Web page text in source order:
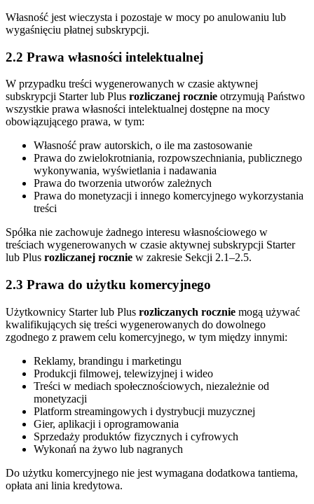
Własność jest wieczysta i pozostaje w mocy po anulowaniu lub
wygaśnięciu płatnej subskrypcji.
2.2 Prawa własności intelektualnej
W przypadku treści wygenerowanych w czasie aktywnej
subskrypcji Starter lub Plus rozliczanej rocznie otrzymują Państwo
wszystkie prawa własności intelektualnej dostępne na mocy
obowiązującego prawa, w tym:
Własność praw autorskich, o ile ma zastosowanie
Prawa do zwielokrotniania, rozpowszechniania, publicznego
wykonywania, wyświetlania i nadawania
Prawa do tworzenia utworów zależnych
Prawa do monetyzacji i innego komercyjnego wykorzystania
treści
Spółka nie zachowuje żadnego interesu własnościowego w
treściach wygenerowanych w czasie aktywnej subskrypcji Starter
lub Plus rozliczanej rocznie w zakresie Sekcji 2.1–2.5.
2.3 Prawa do użytku komercyjnego
Użytkownicy Starter lub Plus rozliczanych rocznie mogą używać
kwalifikujących się treści wygenerowanych do dowolnego
zgodnego z prawem celu komercyjnego, w tym między innymi:
Reklamy, brandingu i marketingu
Produkcji filmowej, telewizyjnej i wideo
Treści w mediach społecznościowych, niezależnie od
monetyzacji
Platform streamingowych i dystrybucji muzycznej
Gier, aplikacji i oprogramowania
Sprzedaży produktów fizycznych i cyfrowych
Wykonań na żywo lub nagranych
Do użytku komercyjnego nie jest wymagana dodatkowa tantiema,
opłata ani linia kredytowa.